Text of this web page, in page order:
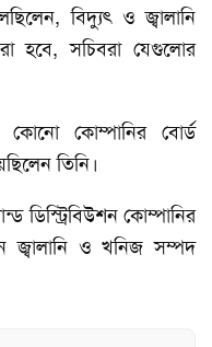
বিদ্যুৎ ও জ্বালানি
হবে, সচিবরা যেগুলোর
কোম্পানির বোর্ড
তিনি।
ডিস্ট্রিবিউশন কোম্পানির
জ্বালানি ও খনিজ সম্পদ